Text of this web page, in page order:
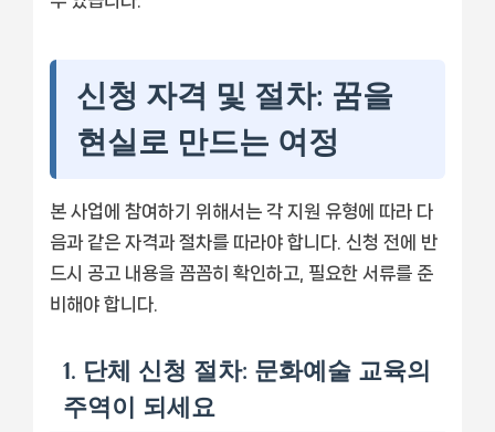
신청 자격 및 절차: 꿈을
현실로 만드는 여정
본 사업에 참여하기 위해서는 각 지원 유형에 따라 다
음과 같은 자격과 절차를 따라야 합니다. 신청 전에 반
드시 공고 내용을 꼼꼼히 확인하고, 필요한 서류를 준
비해야 합니다.
1. 단체 신청 절차: 문화예술 교육의
주역이 되세요